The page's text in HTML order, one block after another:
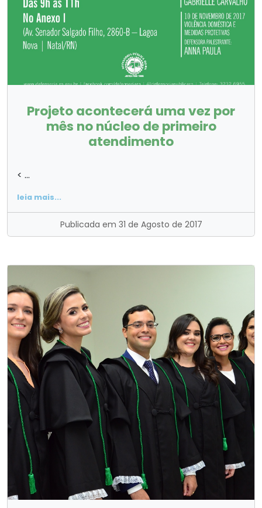
Projeto acontecerá uma vez por
mês no núcleo de primeiro
atendimento
< ...
leia mais...
Publicada em 31 de Agosto de 2017